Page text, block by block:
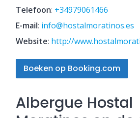
Telefoon: +34979061466
E-mail: info@hostalmoratinos.es
Website: http://
Boeken op Booking.com
Albergue Hostal